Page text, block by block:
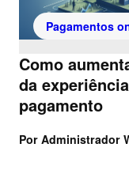
Pagamentos
Como
da
pagamento
Por Administrador